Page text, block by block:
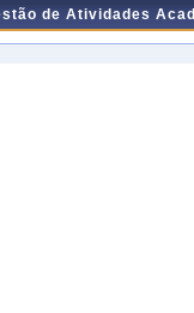
de Atividades